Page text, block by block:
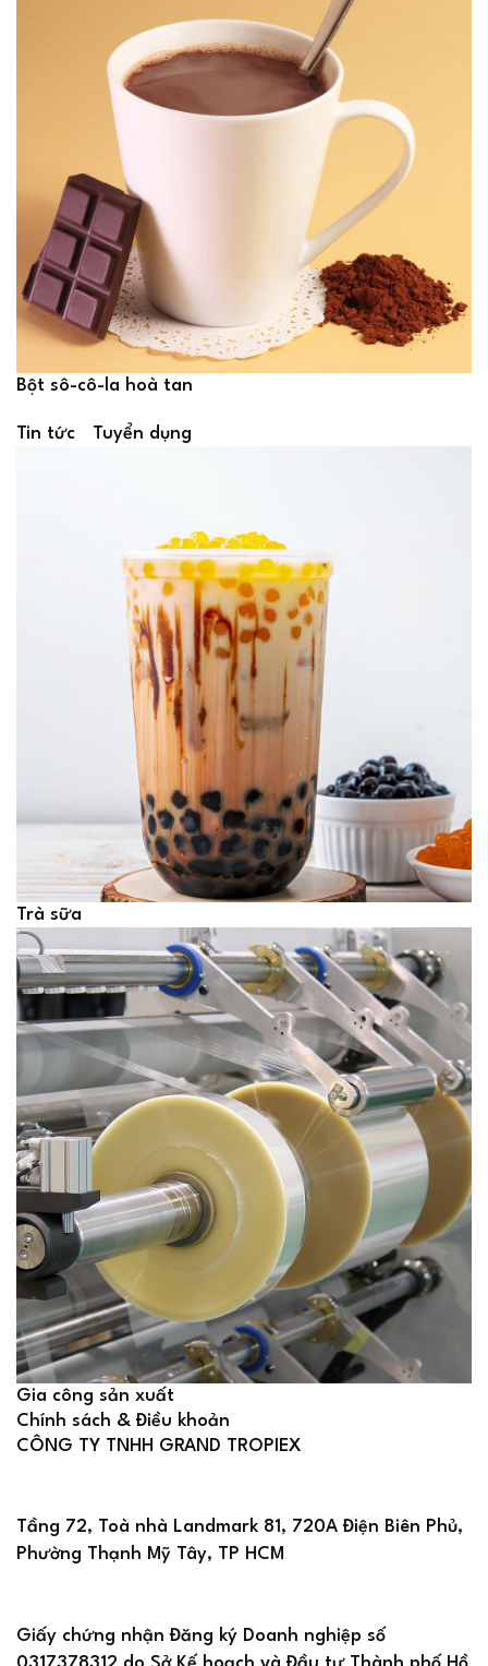
Bột sô-cô-la hoà tan
Tin tức Tuyển dụng
Trà sữa
Gia công sản xuất
Chính sách & Điều khoản
CÔNG TY TNHH GRAND TROPIEX
Tầng 72, Toà nhà Landmark 81, 720A Điện Biên Phủ,
Phường Thạnh Mỹ Tây, TP HCM
Giấy chứng nhận Đăng ký Doanh nghiệp số